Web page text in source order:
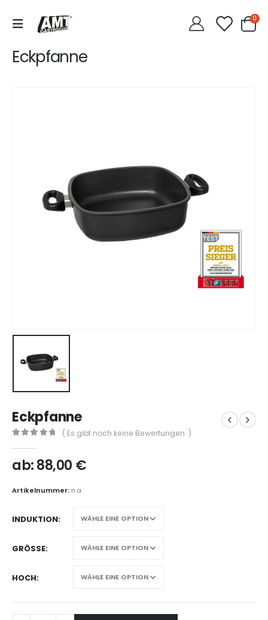
0
Eckpfanne
Eckpfanne
( Es gibt noch keine Bewertungen. )
ab:88,00 €
Artikelnummer: n.a.
INDUKTION
GRÖSSE
HOCH